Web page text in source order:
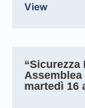
View
“Sicurezza
martedì 16